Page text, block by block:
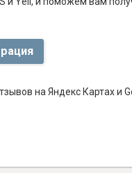
на Яндекс Картах и